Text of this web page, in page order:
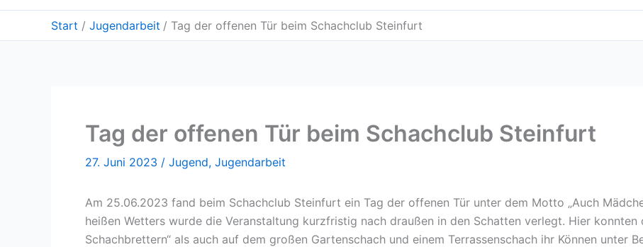
Start Jugendarbeit Tag der offenen Tür beim Schachclub Steinfurt
Tag der offenen Tür beim Schachclub Steinfurt
27. Juni 2023 / Jugend, Jugendarbeit
Am 25.06.2023 fand beim Schachclub Steinfurt ein Tag der offenen Tür unter dem Motto „Auch
heißen Wetters wurde die Veranstaltung kurzfristig nach draußen in den Schatten verlegt. Hier konnten
Schachbrettern“ als auch auf dem großen Gartenschach und einem Terrassenschach ihr Können unter